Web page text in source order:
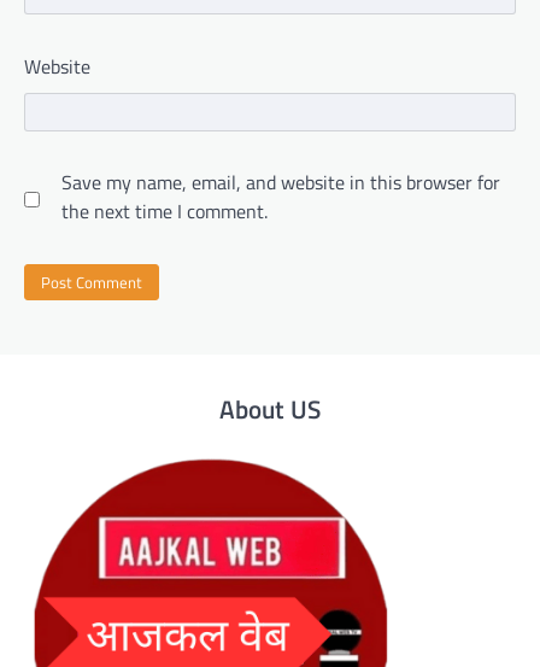
Website
Save my name, email, and website in this browser for
the next time I comment.
About US